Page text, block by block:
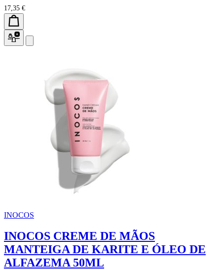
17,35 €
INOCOS
INOCOS CREME DE MÃOS
MANTEIGA DE KARITE E ÓLEO DE
ALFAZEMA 50ML